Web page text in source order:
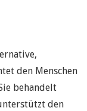
den Menschen
behandelt
den